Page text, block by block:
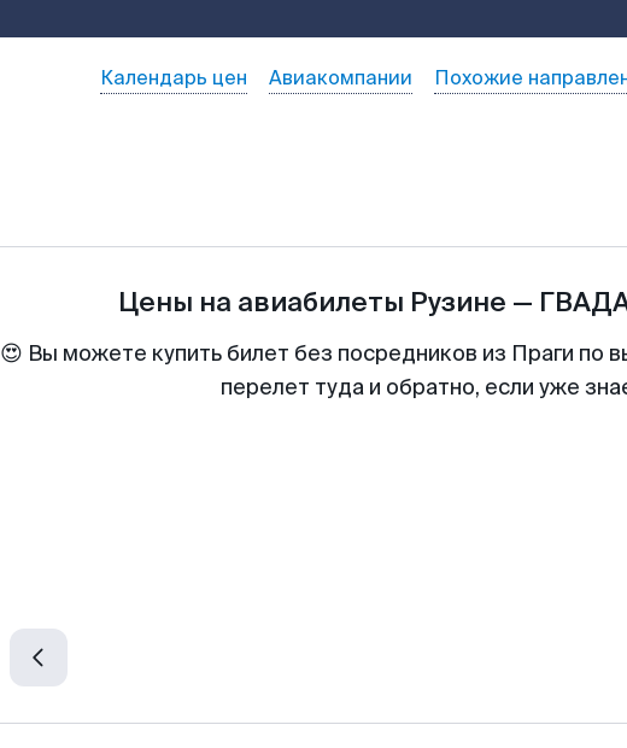
Календарь цен Авиакомпании Похожие
Цены на авиабилеты Рузине —
😍 Вы можете купить билет без посредников из Праги по
перелет туда и обратно, если уже